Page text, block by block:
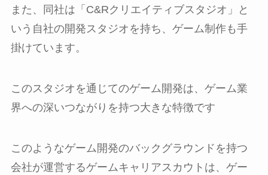
また、同社は「C&Rクリエイティブスタジオ」と
いう自社の開発スタジオを持ち、ゲーム制作も手
掛けています。
このスタジオを通じてのゲーム開発は、ゲーム業
界への深いつながりを持つ大きな特徴です
このようなゲーム開発のバックグラウンドを持つ
会社が運営するゲームキャリアスカウトは、ゲー